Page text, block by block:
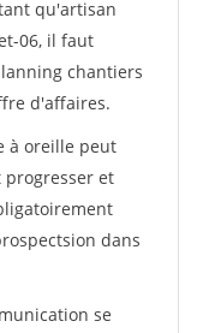
qu'artisan
06, il faut
chantiers
d'affaires.
à oreille peut
et
dans
se